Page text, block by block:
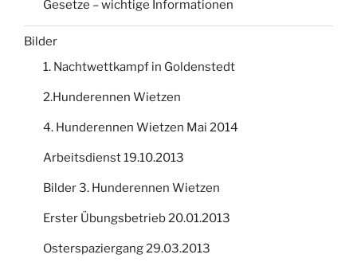
Gesetze – wichtige Informationen
Bilder
1. Nachtwettkampf in Goldenstedt
2.Hunderennen Wietzen
4. Hunderennen Wietzen Mai 2014
Arbeitsdienst 19.10.2013
Bilder 3. Hunderennen Wietzen
Erster Übungsbetrieb 20.01.2013
Osterspaziergang 29.03.2013